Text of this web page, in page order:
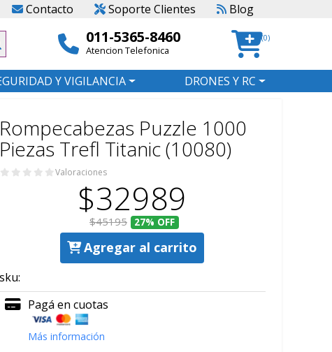
Contacto Soporte Clientes Blog
011-5365-8460
Atencion Telefonica
(0)
Y VIGILANCIA DRONES Y RC
Rompecabezas Puzzle 1000
Piezas Trefl Titanic (10080)
Valoraciones
$32989
$45195 27% OFF
Agregar al carrito
sku:
Pagá en cuotas
Más información